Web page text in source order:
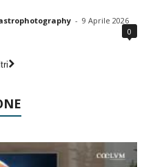
- 9 Aprile 2026
0